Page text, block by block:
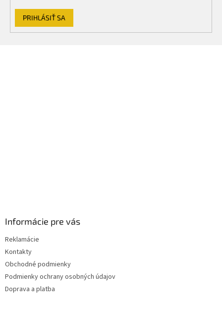
PRIHLÁSIŤ SA
Informácie pre vás
Reklamácie
Kontakty
Obchodné podmienky
Podmienky ochrany osobných údajov
Doprava a platba